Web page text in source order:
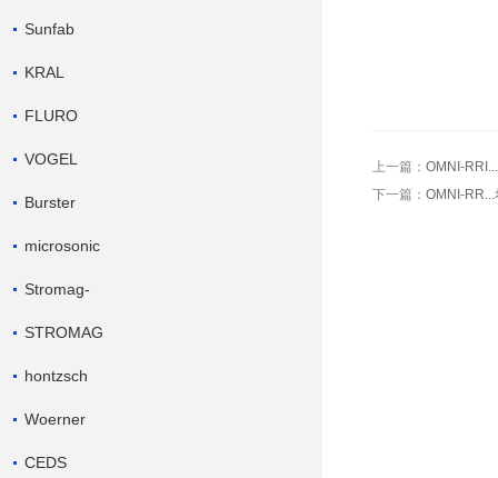
Sunfab
KRAL
FLURO
VOGEL
Burster
microsonic
Stromag-
STROMAG
hontzsch
Woerner
CEDS
上一篇： OMNI-
下一篇： OMNI-